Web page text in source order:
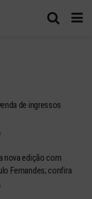
de ingressos
nova edição com
Fernandes; confira